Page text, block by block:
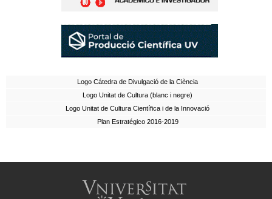
Logo Cátedra de Divulgació de la Ciència
Logo Unitat de Cultura (blanc i negre)
Logo Unitat de Cultura Científica i de la Innovació
Plan Estratégico 2016-2019